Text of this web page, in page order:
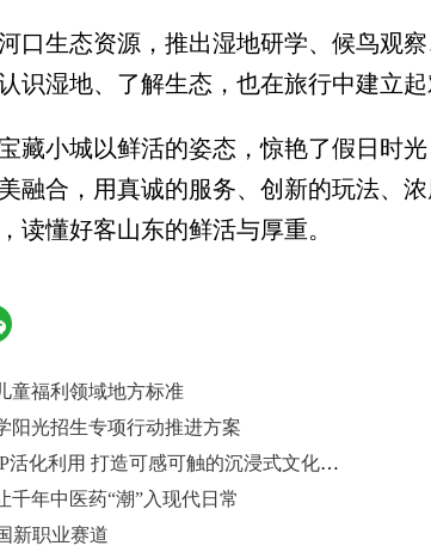
生态资源，推出湿地研学、候鸟观察
识湿地、了解生态，也在旅行中建立起
小城以鲜活的姿态，惊艳了假日时光
融合，用真诚的服务、创新的玩法、
读懂好客山东的鲜活与厚重。
童福利领域地方标准
阳光招生专项行动推进方案
山东通过文化IP活化利用 打造可感可触的沉浸式文化体验
千年中医药“潮”入现代日常
新职业赛道